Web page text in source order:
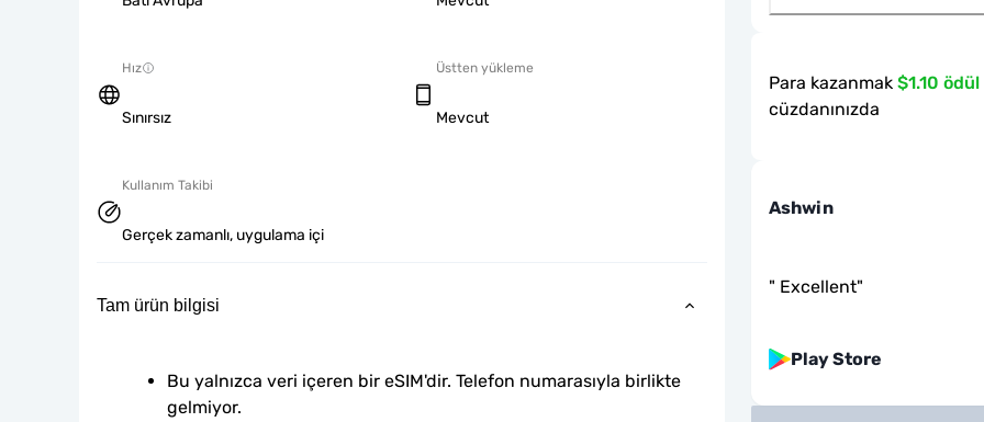
Hız
Sınırsız
Üstten yükleme
Mevcut
Kullanım Takibi
Gerçek zamanlı, uygulama içi
Tam ürün bilgisi
Bu yalnızca veri içeren bir eSIM'dir. Telefon numarasıyla birlikte
gelmiyor.
Para kazanmak $1.10
cüzdanınızda
Ashwin
" Excellent"
Play Store